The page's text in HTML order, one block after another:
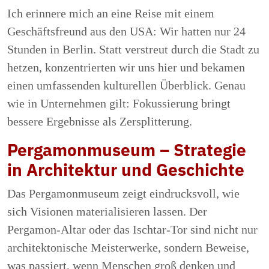
Ich erinnere mich an eine Reise mit einem
Geschäftsfreund aus den USA: Wir hatten nur 24
Stunden in Berlin. Statt verstreut durch die Stadt zu
hetzen, konzentrierten wir uns hier und bekamen
einen umfassenden kulturellen Überblick. Genau
wie in Unternehmen gilt: Fokussierung bringt
bessere Ergebnisse als Zersplitterung.
Pergamonmuseum – Strategie
in Architektur und Geschichte
Das Pergamonmuseum zeigt eindrucksvoll, wie
sich Visionen materialisieren lassen. Der
Pergamon-Altar oder das Ischtar-Tor sind nicht nur
architektonische Meisterwerke, sondern Beweise,
was passiert, wenn Menschen groß denken und